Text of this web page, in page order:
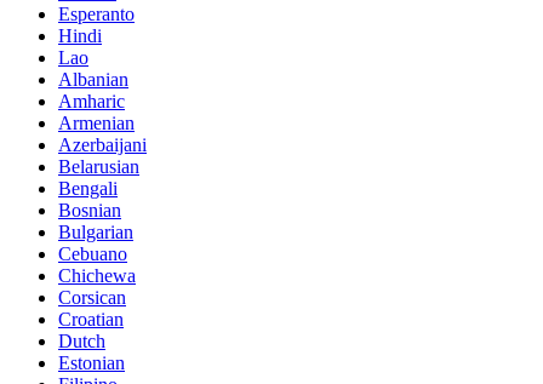
Esperanto
Hindi
Lao
Albanian
Amharic
Armenian
Azerbaijani
Belarusian
Bengali
Bosnian
Bulgarian
Cebuano
Chichewa
Corsican
Croatian
Dutch
Estonian